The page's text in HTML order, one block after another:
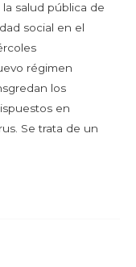
salud pública de
social en el
régimen
los
en
Se trata de un